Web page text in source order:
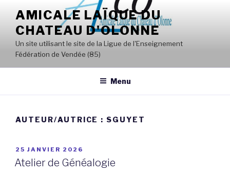
contenu
principal
AMICALE LAÏQUE DU
CHATEAU D'OLONNE
Un site utilisant le site de la Ligue de l'Enseignement
Fédération de Vendée (85)
Menu
AUTEUR/AUTRICE : SGUYET
PUBLIÉ
LE
25 JANVIER 2026
Atelier de Généalogie